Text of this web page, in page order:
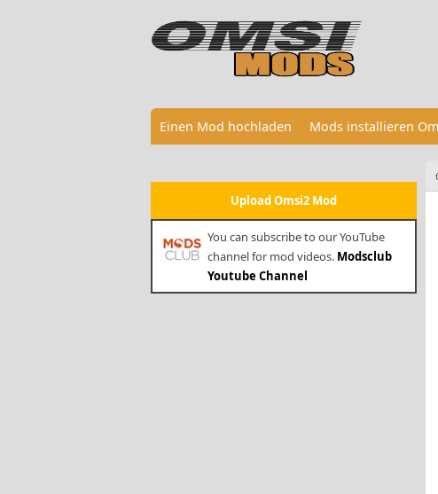
Einen Mod hochladen Mods installieren
Upload Omsi2 Mod
You can subscribe to our YouTube
channel for mod videos. Modsclub
Youtube Channel